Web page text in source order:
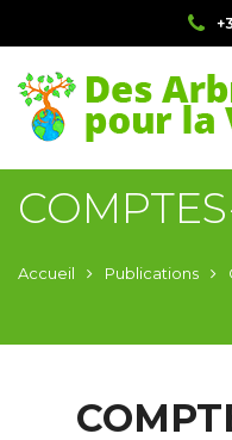
Accueil Publications